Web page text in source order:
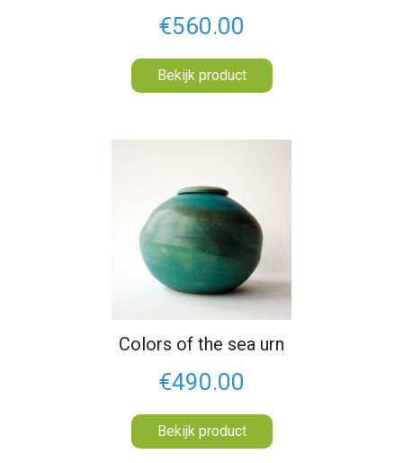
€560.00
Bekijk product
Colors of the sea urn
€490.00
Bekijk product